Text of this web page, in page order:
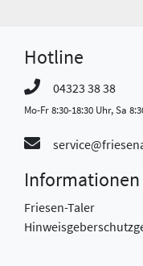
Hotline
04323 38 38
Mo-Fr 8:30-18:30 Uhr, Sa
Informationen
Friesen-Taler